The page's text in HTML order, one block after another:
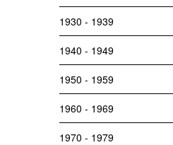
1930 - 1939
1940 - 1949
1950 - 1959
1960 - 1969
1970 - 1979